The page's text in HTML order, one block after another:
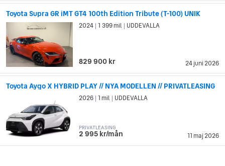
Toyota Supra GR iMT GT4 100th Edition Tribute (T-100) UNIK
24 juni 2026
2024 1 399 mil UDDEVALLA
829 900 kr
Toyota Aygo X HYBRID PLAY // NYA MODELLEN // PRIVATLEASING
11 maj 2026
2026 1 mil UDDEVALLA
PRIVATLEASING
2 995 kr/mån